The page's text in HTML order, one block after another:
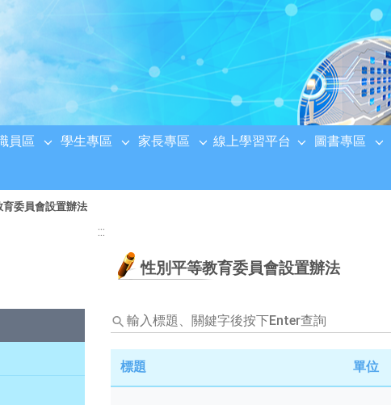
員區 學生專區 家長專區 線上學習平台 圖書專區
育委員會設置辦法
:::
性別平等教育委員會設置辦法
輸
入
標
題、
關
標題 單位